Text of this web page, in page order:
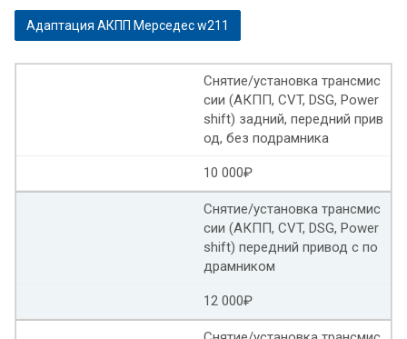
Адаптация АКПП Мерседес w211
Адаптация АКПП Хендай
Адаптация АКПП КИА соренто
Адаптация АКПП Хендай санта фе
Toyota techstream сброс адаптации АКПП
Адаптация АКПП Тойота королла
Снятие/установка трансмис
сии (АКПП, CVT, DSG, Power
shift) задний, передний прив
од, без подрамника
10 000₽
Снятие/установка трансмис
сии (АКПП, CVT, DSG, Power
shift) передний привод с по
драмником
12 000₽